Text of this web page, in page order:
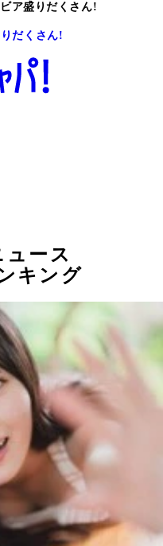
ア盛りだくさん!
だくさん!
ース
キング